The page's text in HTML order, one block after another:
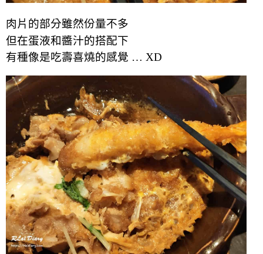
肉片的部分雖然份量不多
但在蛋液和醬汁的搭配下
有種像是吃壽喜燒的感覺 … XD